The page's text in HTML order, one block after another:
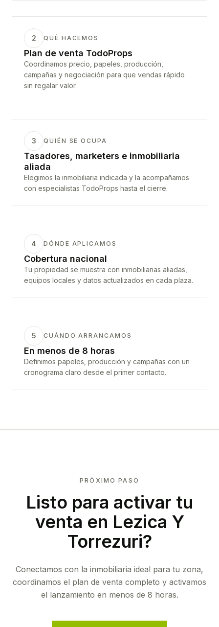
2 QUÉ HACEMOS
Plan de venta TodoProps
Coordinamos precio, papeles, producción,
campañas y negociación para que vendas rápido
sin regalar valor.
3 QUIÉN SE OCUPA
Tasadores, marketers e inmobiliaria
aliada
Elegimos la inmobiliaria indicada y la acompañamos
con especialistas TodoProps hasta el cierre.
4 DÓNDE APLICAMOS
Cobertura nacional
Tu propiedad se muestra con inmobiliarias aliadas,
equipos locales y datos actualizados en cada plaza.
5 CUÁNDO ARRANCAMOS
En menos de 8 horas
Definimos papeles, producción y campañas con un
cronograma claro desde el primer contacto.
PRÓXIMO PASO
Listo para activar tu
venta en Lezica Y
Torrezuri?
Conectamos con la inmobiliaria ideal para tu zona,
coordinamos el plan de venta completo y activamos
el lanzamiento en menos de 8 horas.